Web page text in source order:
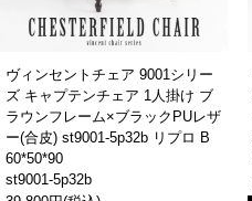
ヴィンセントチェア 9001シリー
ズ キャプテンチェア 1人掛け ブ
ラウンフレーム×ブラックPUレザ
ー(合皮) st9001-5p32b リプロ B
60*50*90
st9001-5p32b